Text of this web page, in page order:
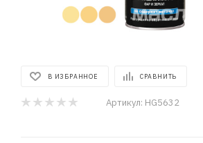
В ИЗБРАННОЕ СРАВНИТЬ
Артикул: HG5632